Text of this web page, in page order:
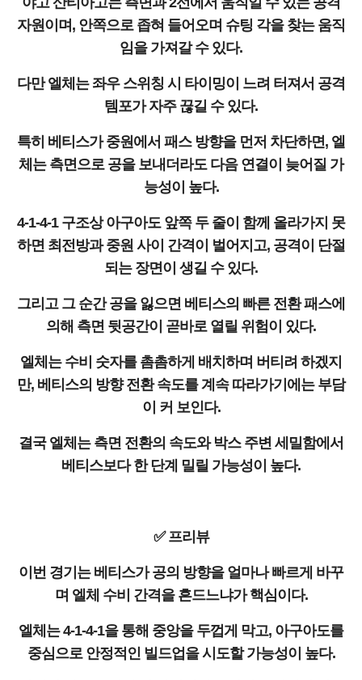
자원이며, 안쪽으로 좁혀 들어오며 슈팅 각을 찾는 움직
임을 가져갈 수 있다.
다만 엘체는 좌우 스위칭 시 타이밍이 느려 터져서 공격
템포가 자주 끊길 수 있다.
특히 베티스가 중원에서 패스 방향을 먼저 차단하면, 엘
체는 측면으로 공을 보내더라도 다음 연결이 늦어질 가
능성이 높다.
4-1-4-1 구조상 아구아도 앞쪽 두 줄이 함께 올라가지 못
하면 최전방과 중원 사이 간격이 벌어지고, 공격이 단절
되는 장면이 생길 수 있다.
그리고 그 순간 공을 잃으면 베티스의 빠른 전환 패스에
의해 측면 뒷공간이 곧바로 열릴 위험이 있다.
엘체는 수비 숫자를 촘촘하게 배치하며 버티려 하겠지
만, 베티스의 방향 전환 속도를 계속 따라가기에는 부담
이 커 보인다.
결국 엘체는 측면 전환의 속도와 박스 주변 세밀함에서
베티스보다 한 단계 밀릴 가능성이 높다.
✅ 프리뷰
이번 경기는 베티스가 공의 방향을 얼마나 빠르게 바꾸
며 엘체 수비 간격을 흔드느냐가 핵심이다.
엘체는 4-1-4-1을 통해 중앙을 두껍게 막고, 아구아도를
중심으로 안정적인 빌드업을 시도할 가능성이 높다.